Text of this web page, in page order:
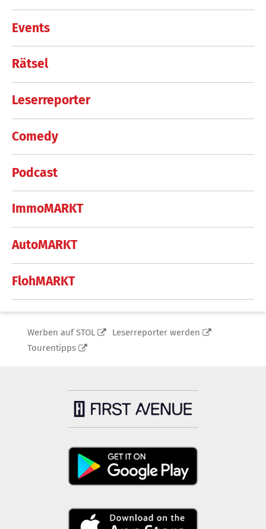
Events
Rätsel
Leserreporter
Comedy
Podcast
ImmoMARKT
AutoMARKT
FlohMARKT
Werben auf STOL
Leserreporter werden
Tourentipps